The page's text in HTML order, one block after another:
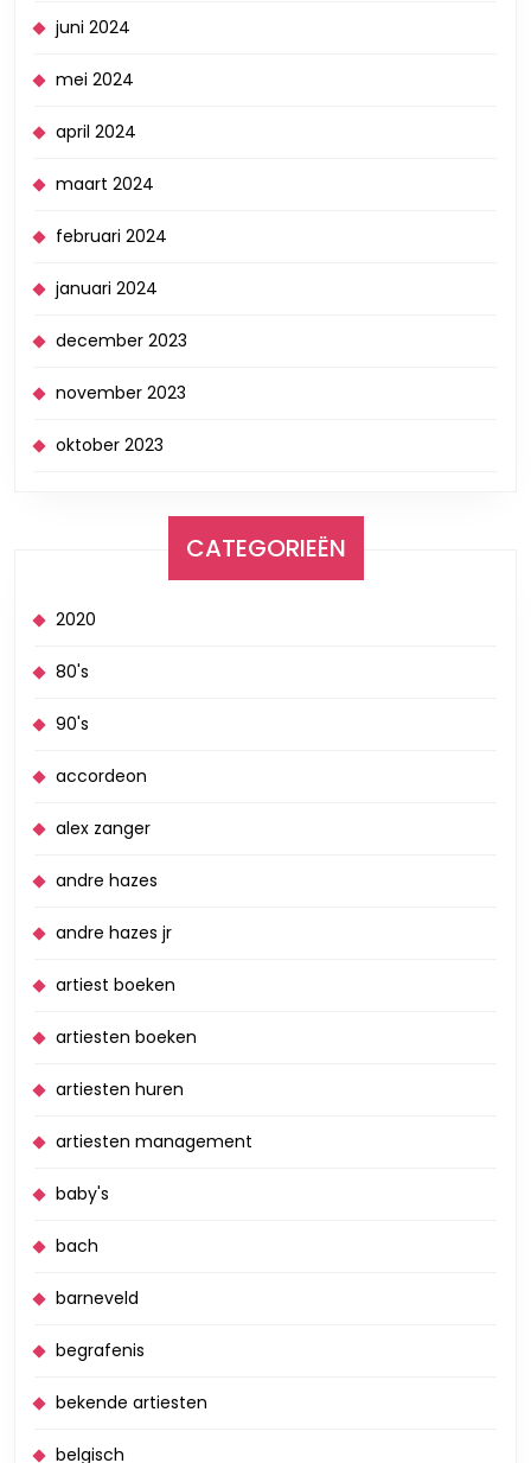
juni 2024
mei 2024
april 2024
maart 2024
februari 2024
januari 2024
december 2023
november 2023
oktober 2023
CATEGORIEËN
2020
80's
90's
accordeon
alex zanger
andre hazes
andre hazes jr
artiest boeken
artiesten boeken
artiesten huren
artiesten management
baby's
bach
barneveld
begrafenis
bekende artiesten
belgisch